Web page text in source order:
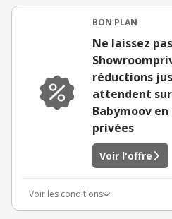
BON PLAN
Ne laissez
réductions
attendent
Babymoov
privées
Voir l'offre
Voir les conditions